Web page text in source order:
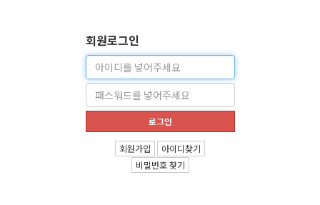
회원로그인
아
이
패
스
드
로그인
회원가입
아이디찾기
비밀번호 찾기